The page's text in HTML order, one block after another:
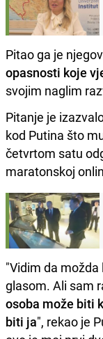
Pitao ga je
opasnosti koje
svojim naglim
Pitanje je
kod Putina što
četvrtom satu
maratonskoj
"Vidim da
glasom. Ali sam
osoba može biti
biti ja", rekao je